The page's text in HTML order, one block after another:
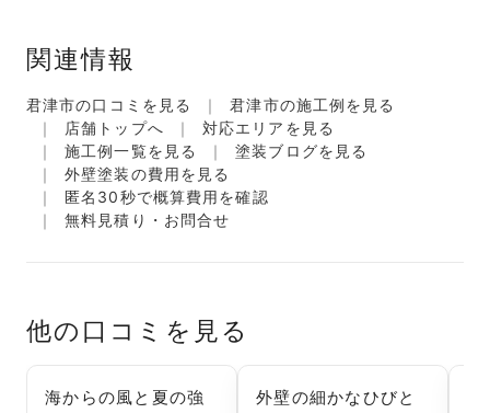
関連情報
君津市の口コミを見る
君津市の施工例を見る
店舗トップへ
対応エリアを見る
施工例一覧を見る
塗装ブログを見る
外壁塗装の費用を見る
匿名30秒で概算費用を確認
無料見積り・お問合せ
他の口コミを見る
海からの風と夏の強
外壁の細かなひびと